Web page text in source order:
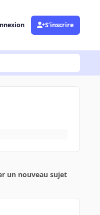
S’inscrire
un nouveau sujet